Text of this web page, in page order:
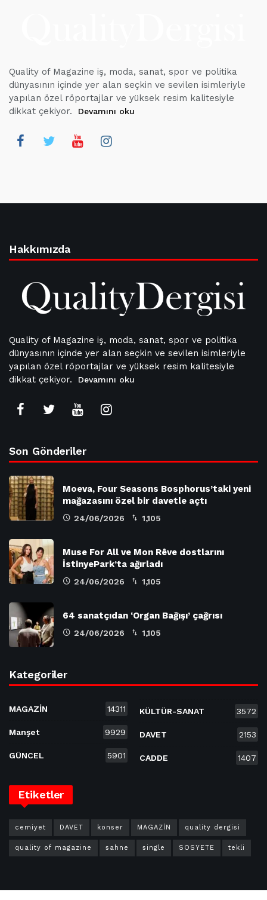
Quality of Magazine iş, moda, sanat, spor ve politika
dünyasının içinde yer alan seçkin ve sevilen isimleriyle
yapılan özel röportajlar ve yüksek resim kalitesiyle
dikkat çekiyor.
Devamını oku
Hakkımızda
Quality of Magazine iş, moda, sanat, spor ve politika
dünyasının içinde yer alan seçkin ve sevilen isimleriyle
yapılan özel röportajlar ve yüksek resim kalitesiyle
dikkat çekiyor.
Devamını oku
Son Gönderiler
Moeva, Four Seasons Bosphorus’taki yeni
mağazasını özel bir davetle açtı
24/06/2026 1,105
Muse For All ve Mon Rêve dostlarını
İstinyePark’ta ağırladı
24/06/2026 1,105
64 sanatçıdan ‘Organ Bağışı’ çağrısı
24/06/2026 1,105
Kategoriler
MAGAZİN 14311
Manşet 9929
GÜNCEL 5901
KÜLTÜR-SANAT 3572
DAVET 2153
CADDE 1407
Etiketler
cemiyet DAVET konser MAGAZİN quality dergisi
quality of magazine sahne single SOSYETE tekli